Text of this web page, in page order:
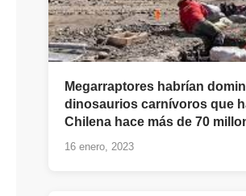
Megarraptores habrían
dinosaurios carnívoros que
Chilena hace más de 70
16 enero, 2023